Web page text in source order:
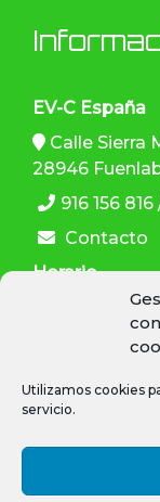
Utilizamos cookies
servicio.
EV-C España
Calle Sierra
28946
916 156
Contacto
Horario
L-V: